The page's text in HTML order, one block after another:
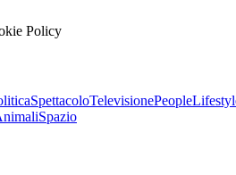
Policy
SpettacoloTelevisionePeople
Spazio